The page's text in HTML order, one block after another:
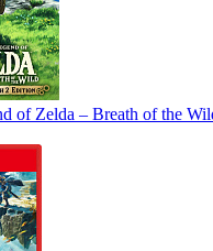
of Zelda – Breath of the